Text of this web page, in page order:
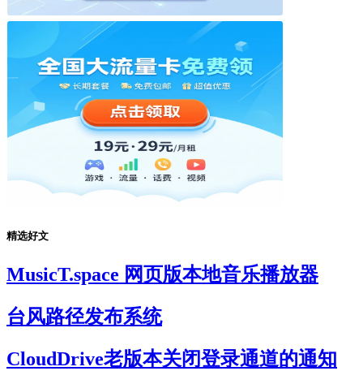
精选好文
MusicT.space 网页版本地音乐播放器
台风路径发布系统
CloudDrive老版本关闭登录通道的通知